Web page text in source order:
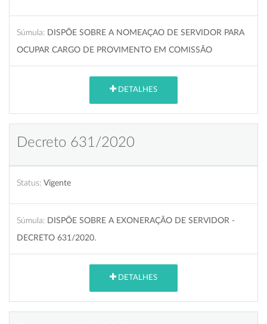
Súmula: DISPÕE SOBRE A NOMEAÇAO DE SERVIDOR PARA
OCUPAR CARGO DE PROVIMENTO EM COMISSÃO
DETALHES
Decreto 631/2020
Status: Vigente
Súmula: DISPÕE SOBRE A EXONERAÇÃO DE SERVIDOR -
DECRETO 631/2020.
DETALHES